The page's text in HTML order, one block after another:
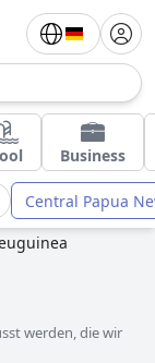
Business
Central Papua
werden, die wir